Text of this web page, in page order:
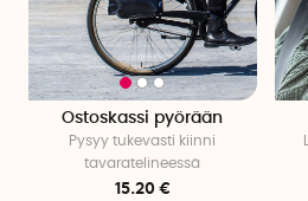
Ostoskassi pyörään
Pysyy tukevasti kiinni
tavaratelineessä
15.20 €